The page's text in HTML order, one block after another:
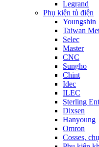
Legrand
Phụ kiện tủ điện
Youngshin
Taiwan
Selec
Master
CNC
Sungho
Chint
Idec
ILEC
Sterling
Dixsen
Hanyoung
Omron
Cosses,